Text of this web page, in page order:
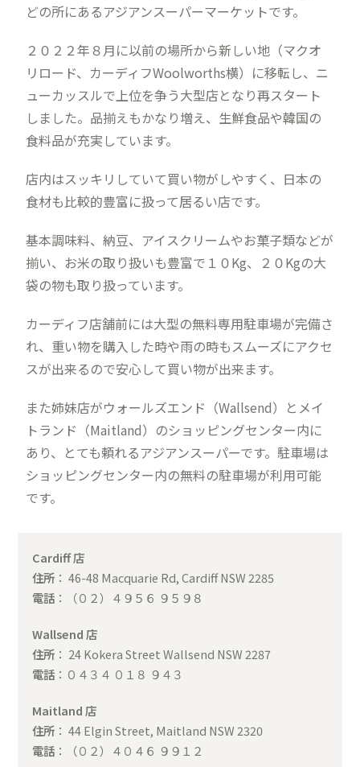
どの所にあるアジアンスーパーマーケットです。
２０２２年８月に以前の場所から新しい地（マクオ
リロード、カーディフWoolworths横）に移転し、ニ
ューカッスルで上位を争う大型店となり再スタート
しました。品揃えもかなり増え、生鮮食品や韓国の
食料品が充実しています。
店内はスッキリしていて買い物がしやすく、日本の
食材も比較的豊富に扱って居るい店です。
基本調味料、納豆、アイスクリームやお菓子類などが
揃い、お米の取り扱いも豊富で１０Kg、２０Kgの大
袋の物も取り扱っています。
カーディフ店舗前には大型の無料専用駐車場が完備さ
れ、重い物を購入した時や雨の時もスムーズにアクセ
スが出来るので安心して買い物が出来ます。
また姉妹店がウォールズエンド（Wallsend）とメイ
トランド（Maitland）のショッピングセンター内に
あり、とても頼れるアジアンスーパーです。駐車場は
ショッピングセンター内の無料の駐車場が利用可能
です。
Cardiff 店
住所 ： 46-48 Macquarie Rd, Cardiff NSW 2285
電話 ：（０２）４９５６ ９５９８
Wallsend 店
住所 ： 24 Kokera Street Wallsend NSW 2287
電話 ：０４３４ ０１８ ９４３
Maitland 店
住所 ： 44 Elgin Street, Maitland NSW 2320
電話 ：（０２）４０４６ ９９１２